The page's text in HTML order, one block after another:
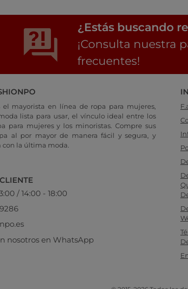
¿Estás buscando
¡Consulta nuestra
frecuentes!
el mayorista en línea de ropa para mujeres,
lista para usar, el vínculo ideal entre los
para mujeres y los minoristas. Compre sus
al por mayor de manera fácil y segura, y
la última moda.
/ 14:00 - 18:00
nosotros en WhatsApp